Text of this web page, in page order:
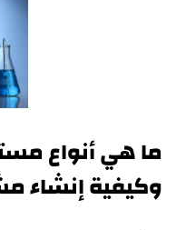
ما هي أنواع
وكيفية إنشاء